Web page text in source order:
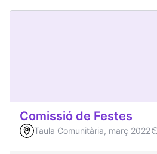
Comissió de Festes
Taula Comunitària, març 2022